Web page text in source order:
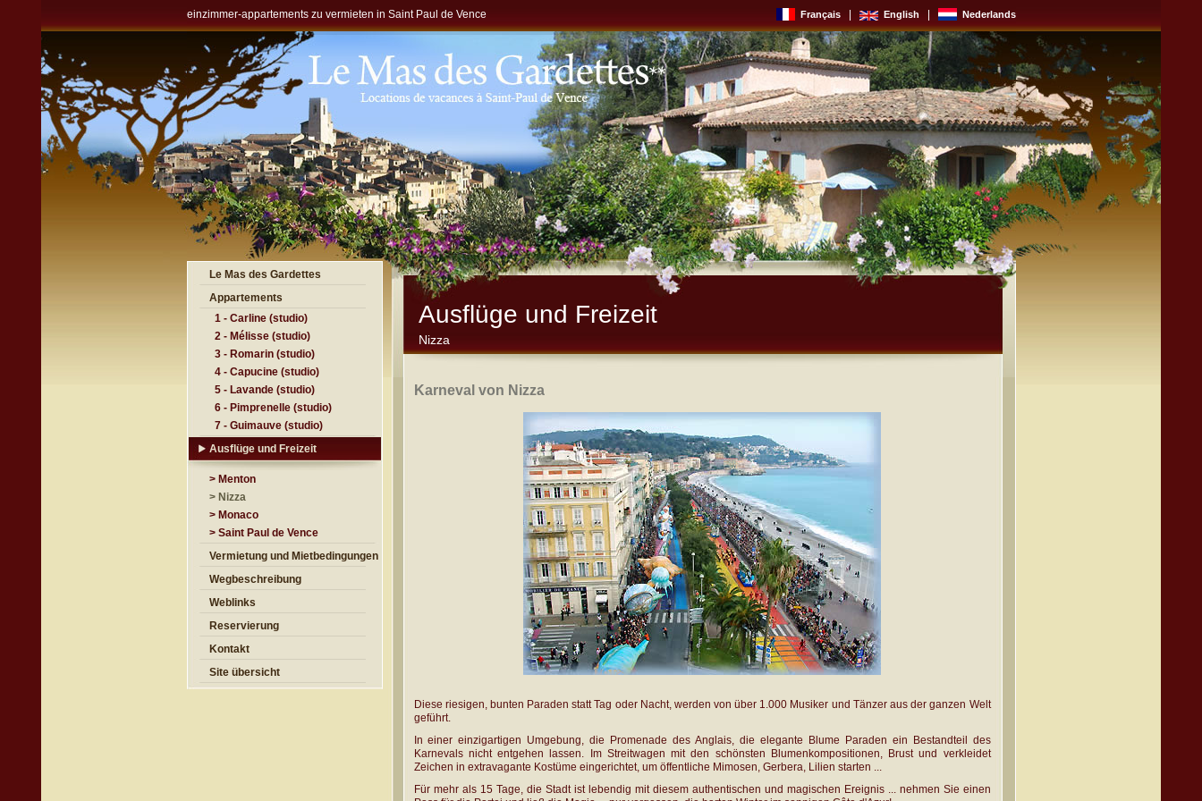
einzimmer-appartements zu vermieten in Saint Paul de Vence Français| English Nederlands
Le Mas des Gardettes
Appartements
1 - Carline (studio)
2 - Mélisse (studio)
3 - Romarin (studio)
4 - Capucine (studio)
5 - Lavande (studio)
6 - Pimprenelle (studio)
7 - Guimauve (studio)
Ausflüge und Freizeit
> Menton
> Nizza
> Monaco
> Saint Paul de Vence
Vermietung und Mietbedingungen
Wegbeschreibung
Weblinks
Reservierung
Kontakt
Site übersicht
Ausflüge und Freizeit
Nizza
Karneval von Nizza
Diese riesigen, bunten Paraden statt Tag oder Nacht, werden von über 1.000 Musiker und Tänzer aus der ganzen Welt
geführt.
In einer einzigartigen Umgebung, die Promenade des Anglais, die elegante Blume Paraden ein Bestandteil des
Karnevals nicht entgehen lassen. Im Streitwagen mit den schönsten Blumenkompositionen, Brust und verkleidet
Zeichen in extravagante Kostüme eingerichtet, um öffentliche Mimosen, Gerbera, Lilien starten ...
Für mehr als 15 Tage, die Stadt ist lebendig mit diesem authentischen und magischen Ereignis ... nehmen Sie einen